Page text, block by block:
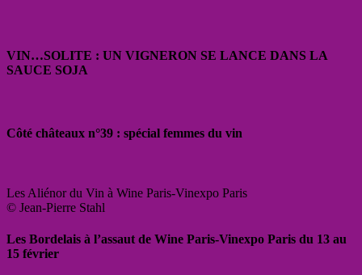
VIN…SOLITE : UN VIGNERON SE LANCE DANS LA
SAUCE SOJA
Côté châteaux n°39 : spécial femmes du vin
Les Aliénor du Vin à Wine Paris-Vinexpo Paris
© Jean-Pierre Stahl
Les Bordelais à l’assaut de Wine Paris-Vinexpo Paris du 13 au
15 février